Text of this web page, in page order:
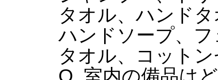
タオル、ハンド
ハンドソープ、
タオル、コット